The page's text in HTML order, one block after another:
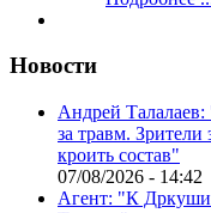
Новости
Андрей
за травм.
кроить состав"
07/08/2026 - 14:42
Агент: "К